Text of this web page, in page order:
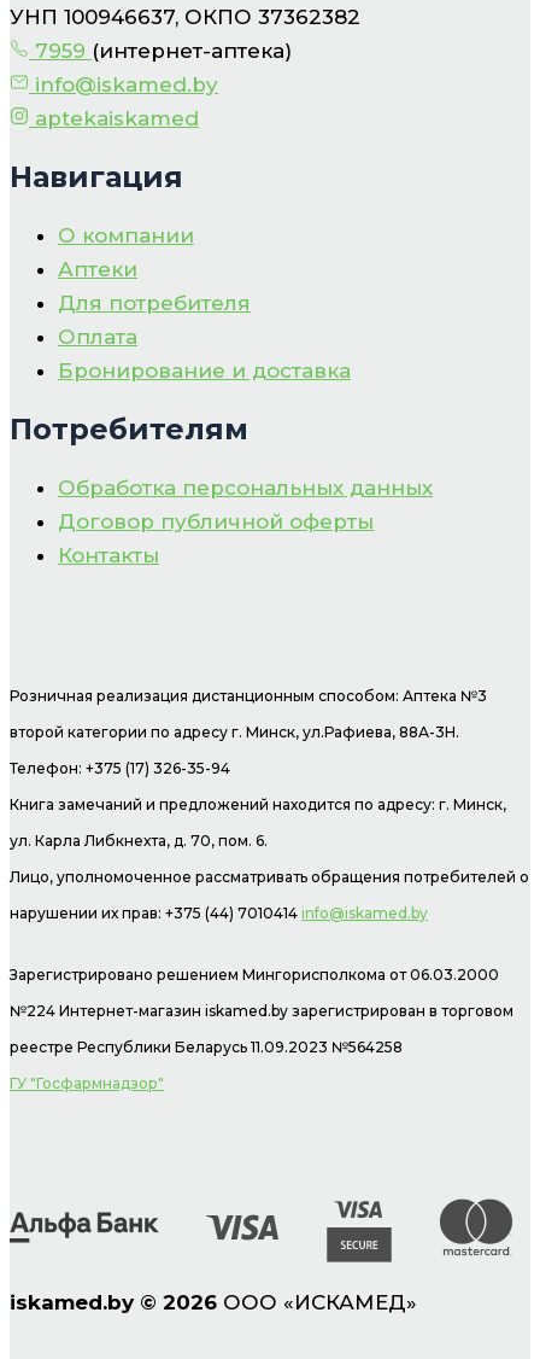
УНП 100946637, ОКПО 37362382
7959 (интернет-аптека)
info@iskamed.by
aptekaiskamed
Навигация
О компании
Аптеки
Для потребителя
Оплата
Бронирование и доставка
Потребителям
Обработка персональных данных
Договор публичной оферты
Контакты
Розничная реализация дистанционным способом: Аптека №3
второй категории по адресу г. Минск, ул.Рафиева, 88А-3Н.
Телефон: +375 (17) 326-35-94
Книга замечаний и предложений находится по адресу: г. Минск,
ул. Карла Либкнехта, д. 70, пом. 6.
Лицо, уполномоченное рассматривать обращения потребителей о
нарушении их прав: +375 (44) 7010414 info@iskamed.by
Зарегистрировано решением Мингорисполкома от 06.03.2000
№224 Интернет-магазин iskamed.by зарегистрирован в торговом
реестре Республики Беларусь 11.09.2023 №564258
ГУ "Госфармнадзор"
iskamed.by © 2026 ООО «ИСКАМЕД»